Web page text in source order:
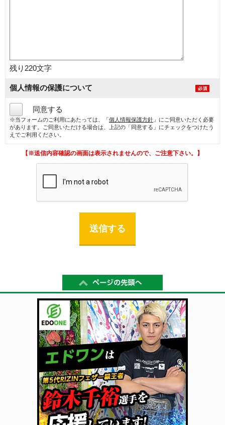
残り 220文字
個人情報の保護について
同意する
※当フォームのご利用にあたっては、「個人情報保護方針 」にご同意いただく必要
があります。ご同意いただける場合は、上記の「同意する」にチェックをつけたう
えでご利用ください。
【※送信内容確認の画面は表示されませんので、ご注意下さい。】